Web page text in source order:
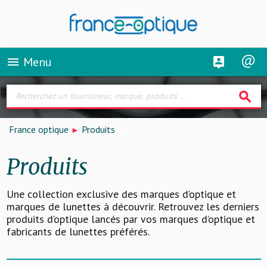
menu Menu
search
France optique Produits
Produits
Une collection exclusive des marques d’optique et
marques de lunettes à découvrir. Retrouvez les derniers
produits d’optique lancés par vos marques d’optique et
fabricants de lunettes préférés.